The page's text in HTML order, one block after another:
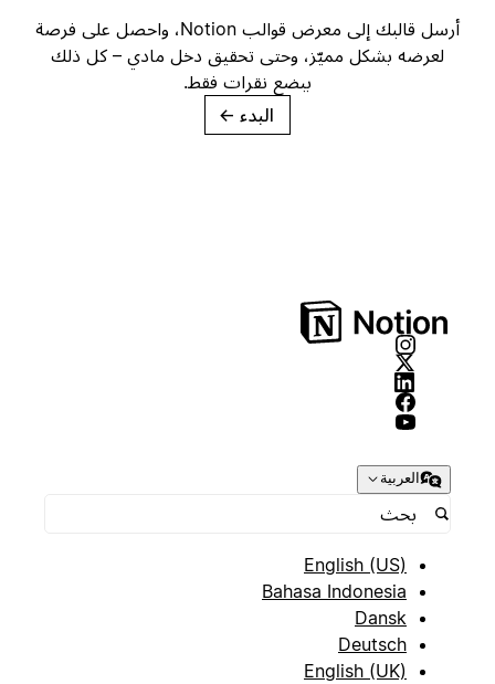
أرسل قالبك إلى معرض قوالب Notion، واحصل على فرصة
لعرضه بشكل مميّز، وحتى تحقيق دخل مادي – كل ذلك
ببضع نقرات فقط.
→
العربية
English (US)
Bahasa Indonesia
Dansk
Deutsch
English (UK)